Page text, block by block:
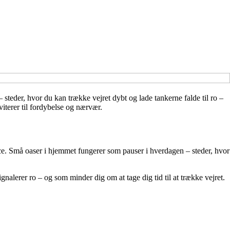
hvor du kan trække vejret dybt og lade tankerne falde til ro –
til fordybelse og nærvær.
oaser i hjemmet fungerer som pauser i hverdagen – steder, hvor
ro – og som minder dig om at tage dig tid til at trække vejret.